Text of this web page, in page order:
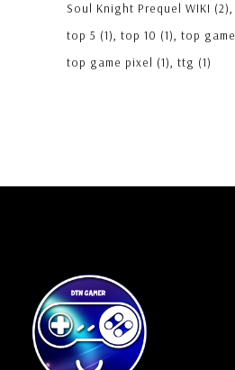
Soul Knight Prequel WIKI (2)
top 5 (1) top 10 (1) top game
top game pixel (1) ttg (1)